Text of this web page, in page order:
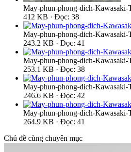
May-phun-phong-dich-
412 KB · Đọc: 38
May-phun-phong-dich-
243.2 KB · Đọc: 41
May-phun-phong-dich-
253.1 KB · Đọc: 38
May-phun-phong-dich-
246.6 KB · Đọc: 42
May-phun-phong-dich-
264.9 KB · Đọc: 41
Chủ đề cùng chuyên mục